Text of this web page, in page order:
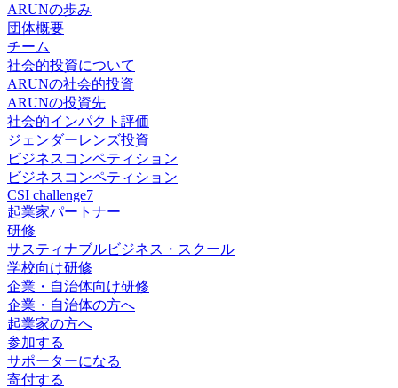
ARUNの歩み
団体概要
チーム
社会的投資について
ARUNの社会的投資
ARUNの投資先
社会的インパクト評価
ジェンダーレンズ投資
ビジネスコンペティション
ビジネスコンペティション
CSI challenge7
起業家パートナー
研修
サスティナブルビジネス・スクール
学校向け研修
企業・自治体向け研修
企業・自治体の方へ
起業家の方へ
参加する
サポーターになる
寄付する